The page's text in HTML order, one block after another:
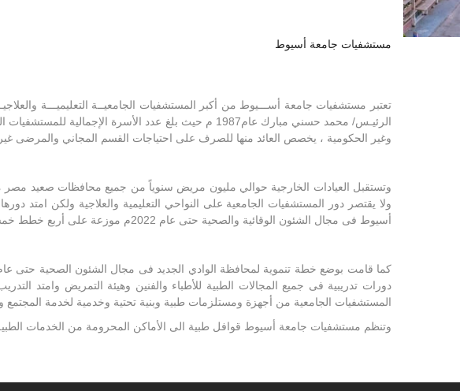
مستشفيات جامعة أسيوط
تعتبر مستشفيات جامعة أســـيوط من أكبر المستشفيات الجامعيــة التعليميـــة
وغير الحكومية ، يخصص العائد منها للصرف على احتياجات القسم المجاني والمرضى غير
وتستقبل العيادات الخارجية حوالي مليون مريض سنوياً من جميع محافظات صعيد مصر
ولا يقتصر دور المستشفيات الجامعية على النواحي التعليمية والعلاجية ولكن
أسيوط فى مجال الشئون الوقائية والصحية حتى عام 2022م موزعة على أربع خطط خمسيه ،
دورات تدريبية فى جميع المجالات الطبية للأطباء والفنين وهيئة التمريض وامتد
المستشفيات الجامعية من أجهزة ومستلزمات طبية وبنية تحتية وخدمية لخدمة المجتمع
وتنظم مستشفيات جامعة أسيوط قوافل طبية الى الأماكن المحرومة من الخدمات